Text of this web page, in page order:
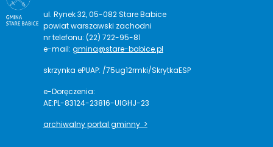
ul. Rynek 32, 05-082 Stare Babice
powiat warszawski zachodni
nr telefonu: (22) 722-95-81
e-mail: gmina@stare-babice.pl
skrzynka ePUAP: /75ug12rmki/SkrytkaESP
e-Doręczenia:
AE:PL-83124-23816-UIGHJ-23
archiwalny portal gminny >